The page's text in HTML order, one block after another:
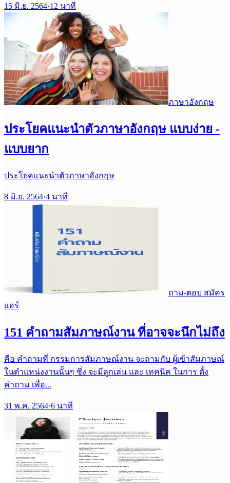
15 มิ.ย. 2564·12 นาที
ภาษาอังกฤษ
ประโยคแนะนำตัวภาษาอังกฤษ แบบง่าย -
แบบยาก
ประโยคแนะนำตัวภาษาอังกฤษ
8 มิ.ย. 2564·4 นาที
ถาม-ตอบ สมัคร
แอร์
151 คำถามสัมภาษณ์งาน ที่อาจจะนึกไม่ถึง
คือ คำถามที่ กรรมการสัมภาษณ์งาน จะถามกับ ผู้เข้าสัมภาษณ์
ในตำแหน่งงานนั้นๆ ซึ่ง จะมีลูกเล่น และ เทคนิค ในการ ตั้ง
คำถาม เพื่อ...
31 พ.ค. 2564·6 นาที